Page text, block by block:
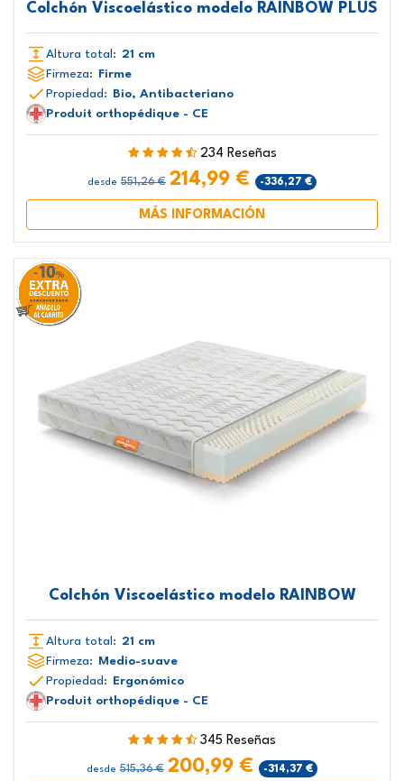
Colchón Viscoelástico modelo RAINBOW PLUS
Altura total: 21 cm
Firmeza:
Firme
Propiedad:
Bio, Antibacteriano
Produit orthopédique - CE
234 Reseñas
desde 551,26 € 214,99 € -336,27 €
MÁS INFORMACIÓN
Colchón Viscoelástico modelo RAINBOW
Altura total: 21 cm
Firmeza: Medio-suave
Propiedad: Ergonómico
Produit orthopédique - CE
345 Reseñas
desde 515,36 € 200,99 € -314,37 €